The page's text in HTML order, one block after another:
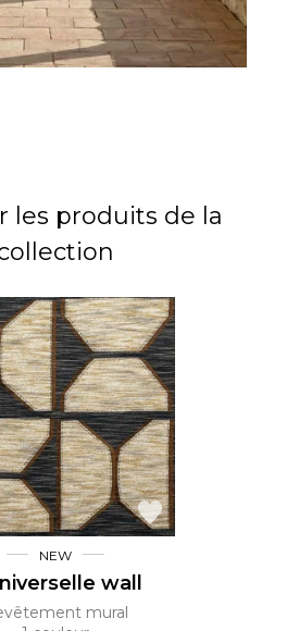
les produits de la
NEW
wall
mural